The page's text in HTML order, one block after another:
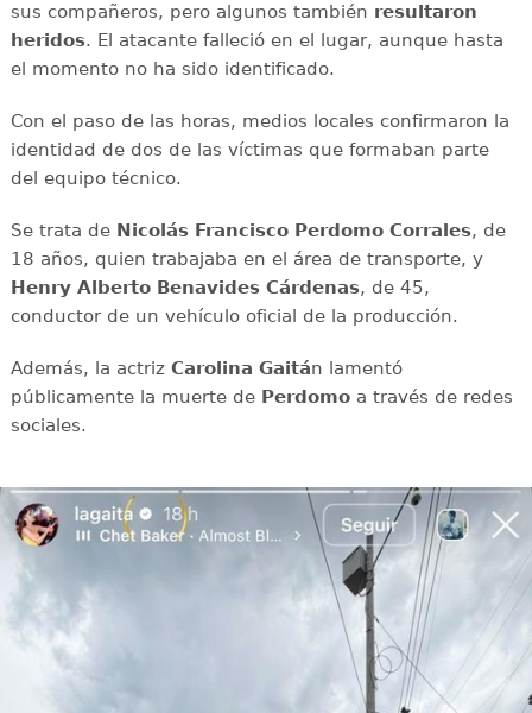
sus compañeros, pero algunos también resultaron
heridos. El atacante falleció en el lugar, aunque hasta
el momento no ha sido identificado.
Con el paso de las horas, medios locales confirmaron la
identidad de dos de las víctimas que formaban parte
del equipo técnico.
Se trata de Nicolás Francisco Perdomo Corrales, de
18 años, quien trabajaba en el área de transporte, y
Henry Alberto Benavides Cárdenas, de 45,
conductor de un vehículo oficial de la producción.
Además, la actriz Carolina Gaitán lamentó
públicamente la muerte de Perdomoa través de redes
sociales.